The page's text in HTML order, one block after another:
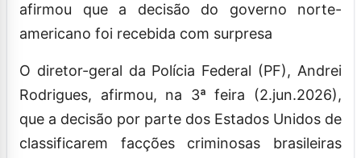
afirmou que a decisão do governo norte-
americano foi recebida com surpresa
O diretor-geral da Polícia Federal (PF), Andrei
Rodrigues, afirmou, na 3ª feira (2.jun.2026),
que a decisão por parte dos Estados Unidos de
classificarem facções criminosas brasileiras